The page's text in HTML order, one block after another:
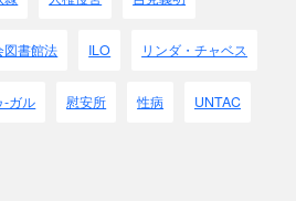
軍票を流通させ、
2億6,000万円でした
図書館法 ILO リンダ・チャベス
-ガル 慰安所 性病 UNTAC